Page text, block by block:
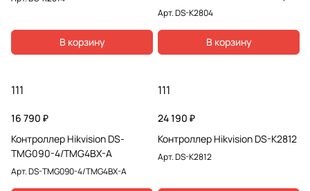
В корзину
Арт.DS-K2804
В корзину
111
16 790 ₽
Контроллер Hikvision DS-
TMG090-4/TMG4BX-A
Арт.DS-TMG090-4/TMG4BX-A
111
24 190 ₽
Контроллер Hikvision DS-K2812
Арт.DS-K2812